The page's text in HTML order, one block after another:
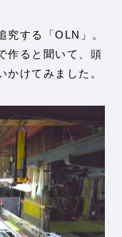
究する「OLN」。
作ると聞いて、頭
けてみました。